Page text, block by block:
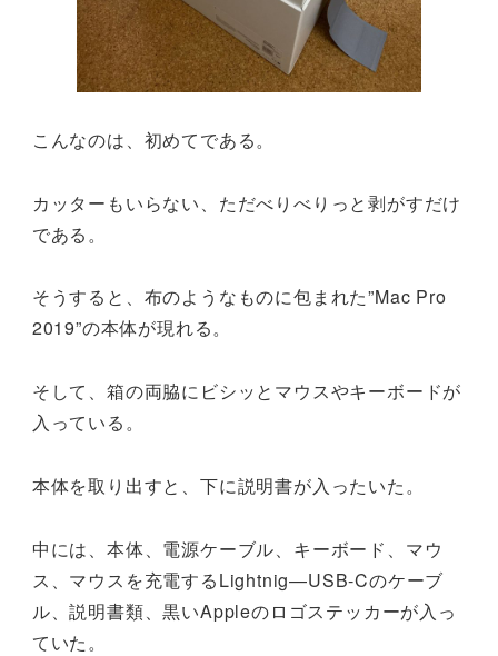
こんなのは、初めてである。
カッターもいらない、ただべりべりっと剥がすだけ
である。
そうすると、布のようなものに包まれた”Mac Pro
2019”の本体が現れる。
そして、箱の両脇にビシッとマウスやキーボードが
入っている。
本体を取り出すと、下に説明書が入ったいた。
中には、本体、電源ケーブル、キーボード、マウ
ス、マウスを充電するLightnig—USB-Cのケーブ
ル、説明書類、黒いAppleのロゴステッカーが入っ
ていた。